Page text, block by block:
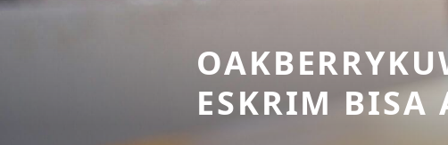
Skip
ESKRIM BISA